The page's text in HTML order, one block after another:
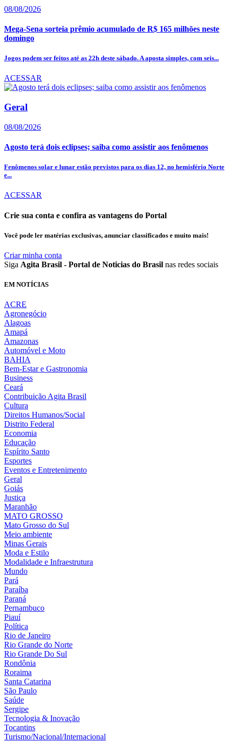
08/08/2026
Mega-Sena sorteia prêmio acumulado de R$ 165 milhões neste
domingo
Jogos podem ser feitos até as 22h deste sábado. A aposta simples, com seis...
ACESSAR
Geral
08/08/2026
Agosto terá dois eclipses; saiba como assistir aos fenômenos
Fenômenos solar e lunar estão previstos para os dias 12, no hemisfério Norte
e...
ACESSAR
Crie sua conta e confira as vantagens do Portal
Você pode ler matérias exclusivas, anunciar classificados e muito mais!
Criar minha conta
Siga Agita Brasil - Portal de Noticias do Brasil nas redes sociais
EM NOTÍCIAS
ACRE
Agronegócio
Alagoas
Amapá
Amazonas
Automóvel e Moto
BAHIA
Bem-Estar e Gastronomia
Business
Ceará
Contribuição Agita Brasil
Cultura
Direitos Humanos/Social
Distrito Federal
Economia
Educação
Espírito Santo
Esportes
Eventos e Entretenimento
Geral
Goiás
Justiça
Maranhão
MATO GROSSO
Mato Grosso do Sul
Meio ambiente
Minas Gerais
Moda e Estilo
Modalidade e Infraestrutura
Mundo
Pará
Paraíba
Paraná
Pernambuco
Piauí
Política
Rio de Janeiro
Rio Grande do Norte
Rio Grande Do Sul
Rondônia
Roraima
Santa Catarina
São Paulo
Saúde
Sergipe
Tecnologia & Inovação
Tocantins
Turismo/Nacional/Internacional